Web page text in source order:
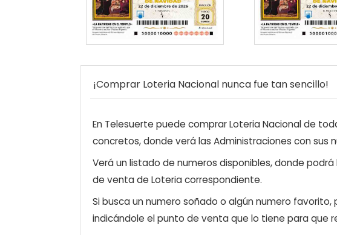
¡Comprar Loteria Nacional nunca fue tan sencillo!
En Telesuerte puede comprar Loteria Nacional de
concretos, donde verá las Administraciones con sus
Verá un listado de numeros disponibles, donde
de venta de Loteria correspondiente.
Si busca un numero soñado o algún numero
indicándole el punto de venta que lo tiene para que